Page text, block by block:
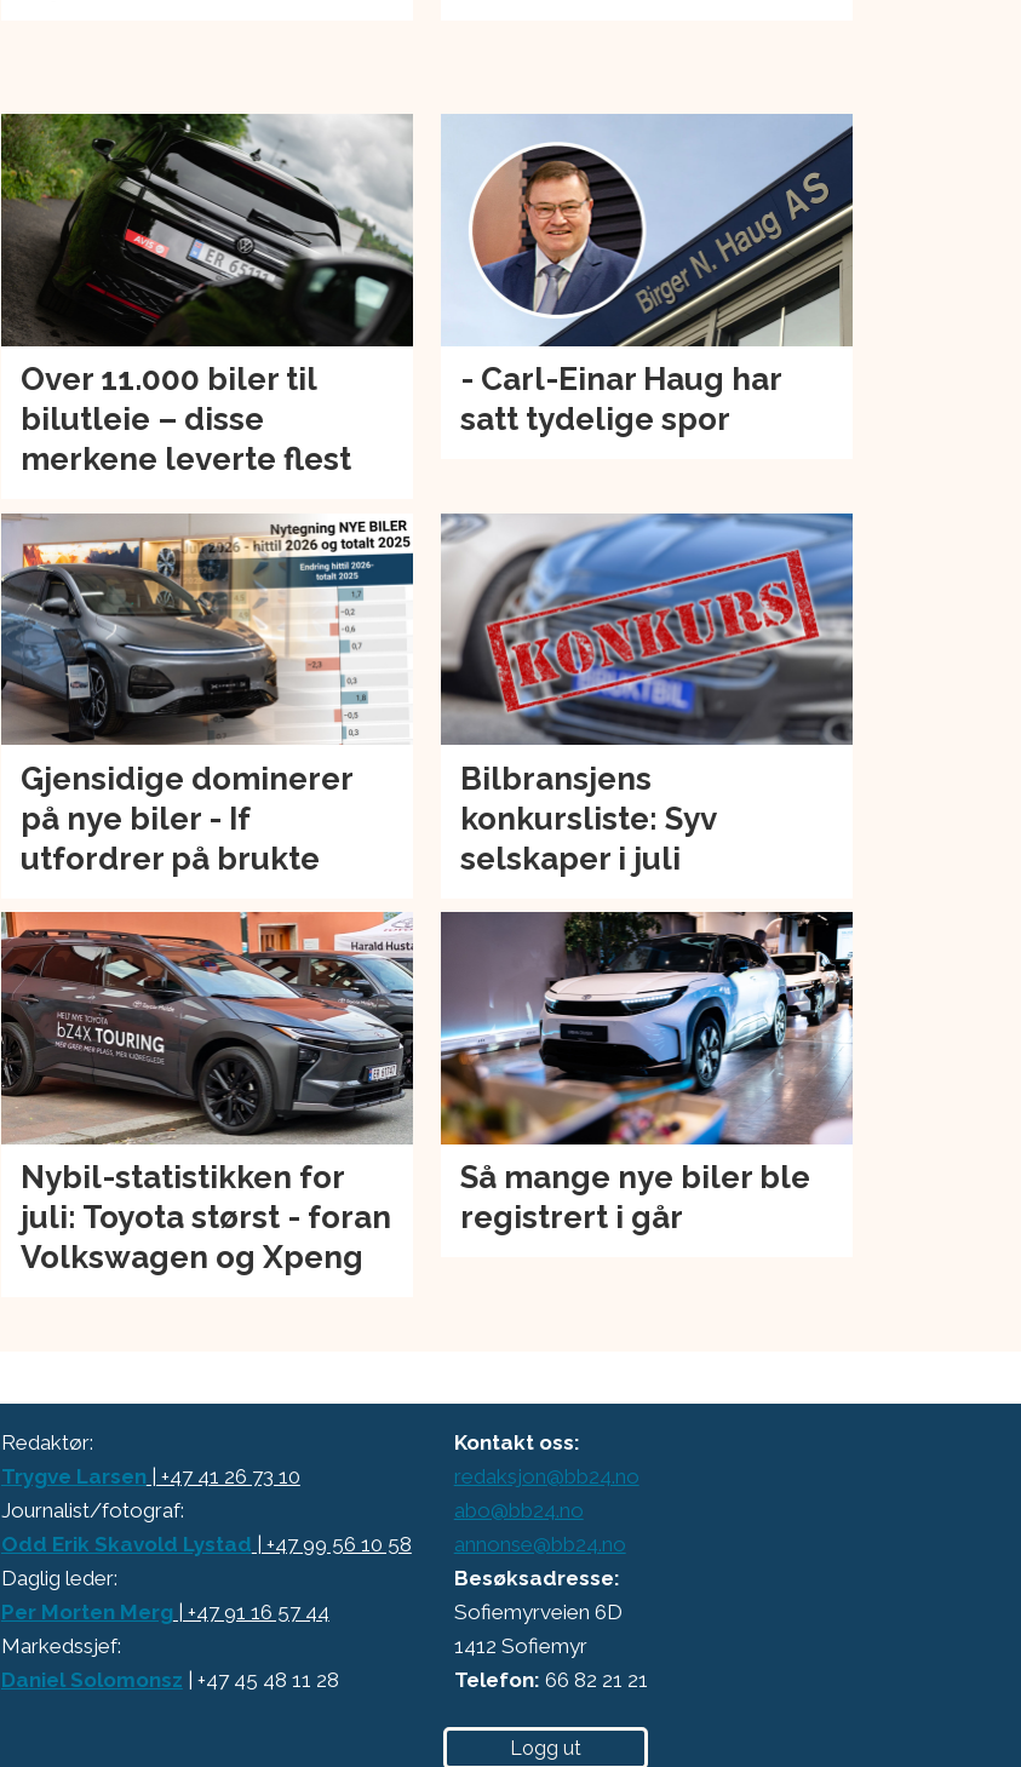
Over 11.000 biler til
bilutleie – disse
merkene leverte flest
- Carl-Einar Haug har
satt tydelige spor
Gjensidige dominerer
på nye biler - If
utfordrer på brukte
Bilbransjens
konkursliste: Syv
selskaper i juli
Nybil-statistikken for
juli: Toyota størst - foran
Volkswagen og Xpeng
Så mange nye biler ble
registrert i går
Redaktør:
Trygve Larsen | +47 41 26 73 10
Journalist/fotograf:
Odd Erik Skavold Lystad | +47 99 56 10 58
Daglig leder:
Per Morten Merg | +47 91 16 57 44
Markedssjef:
Daniel Solomonsz | +47 45 48 11 28
Kontakt oss:
redaksjon@bb24.no
abo@bb24.no
annonse@bb24.no
Besøksadresse:
Sofiemyrveien 6D
1412 Sofiemyr
Telefon: 66 82 21 21
Logg ut